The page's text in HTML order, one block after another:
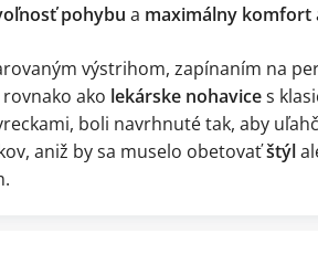
pohybu a maximálny komfort
výstrihom, zapínaním na
ako lekárske nohavices
boli navrhnuté tak, aby
aniž by sa muselo obetovaťštýl